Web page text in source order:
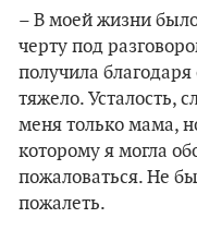
– В моей жизни
черту под
получила
тяжело. Усталость,
меня только мама,
которому я могла
пожаловаться. Не
пожалеть.